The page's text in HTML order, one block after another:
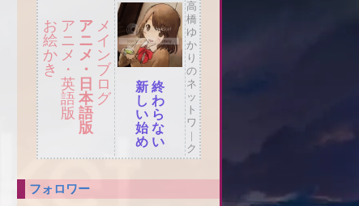
お
絵
か
き
ア
ニ
メ
・
英
語
版
ア
ニ
メ
・
日
本
語
版
メ
イ
ン
ブ
ロ
グ
高
橋
ゆ
か
り
の
ネ
ッ
ト
ワ
ク
新
し
い
始
め
終
わ
ら
な
い
フォロワー